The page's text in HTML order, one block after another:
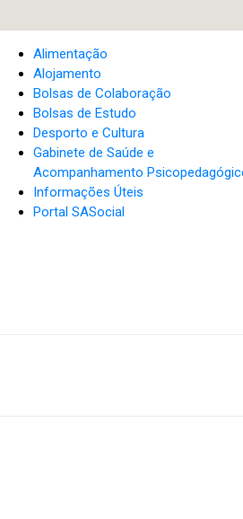
Alimentação
Alojamento
Bolsas de Colaboração
Bolsas de Estudo
Desporto e Cultura
Gabinete de Saúde e
Acompanhamento
Informações Úteis
Portal SASocial